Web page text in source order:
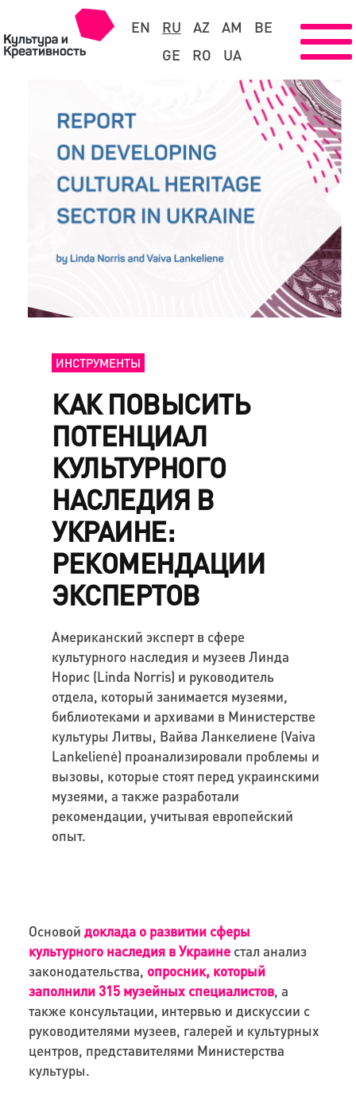
EN RU AZ AM
BE
GE
RO UA
ИНСТРУМЕНТЫ
КАК ПОВЫСИТЬ
ПОТЕНЦИАЛ
КУЛЬТУРНОГО
НАСЛЕДИЯ В
УКРАИНЕ:
РЕКОМЕНДАЦИИ
ЭКСПЕРТОВ
Американский эксперт в сфере
культурного наследия и музеев Линда
Норис (Linda Norris) и руководитель
отдела, который занимается музеями,
библиотеками и архивами в Министерстве
культуры Литвы, Вайва Ланкелиене (Vaiva
Lankelienė) проанализировали проблемы и
вызовы, которые стоят перед украинскими
музеями, а также разработали
рекомендации, учитывая европейский
опыт.
Основой доклада о развитии сферы
культурного наследия в Украине стал анализ
законодательства, опросник, который
заполнили 315 музейных специалистов, а
также консультации, интервью и дискуссии с
руководителями музеев, галерей и культурных
центров, представителями Министерства
культуры.